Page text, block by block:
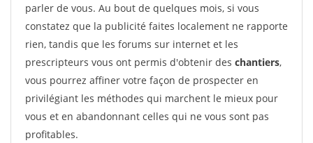
parler de vous. Au bout de quelques mois, si vous
constatez que la publicité faites localement ne rapporte
rien, tandis que les forums sur internet et les
prescripteurs vous ont permis d'obtenir des chantiers,
vous pourrez affiner votre façon de prospecter en
privilégiant les méthodes qui marchent le mieux pour
vous et en abandonnant celles qui ne vous sont pas
profitables.